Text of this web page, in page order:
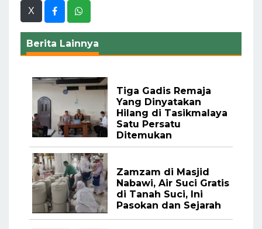
X
Berita Lainnya
Tiga Gadis Remaja
Yang Dinyatakan
Hilang di Tasikmalaya
Satu Persatu
Ditemukan
Zamzam di Masjid
Nabawi, Air Suci Gratis
di Tanah Suci, Ini
Pasokan dan Sejarah